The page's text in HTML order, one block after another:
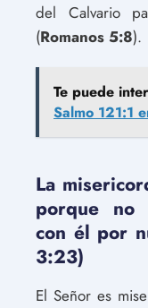
del Calvario
(Romanos 5:8).
Te puede
Salmo 121:1
La
porque no
con él por
3:23)
El Señor es